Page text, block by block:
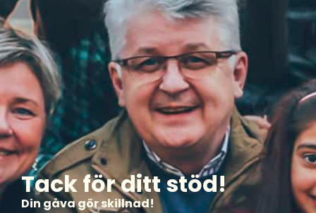
Tack för ditt stöd!
Din gåva gör skillnad!